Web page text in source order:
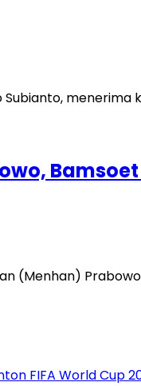
(Menhan)
FIFA World Cup